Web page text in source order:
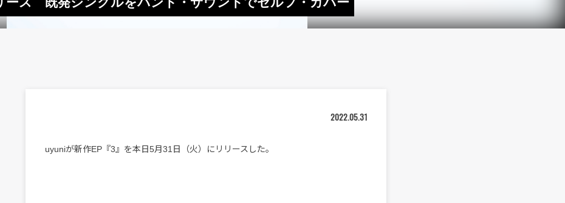
2022.05.31
uyuniが新作EP『3』を本日5月31日（火）にリリースした。